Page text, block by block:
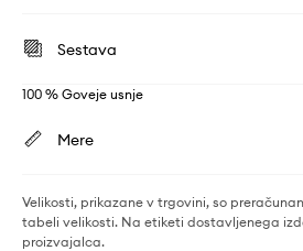
Sestava
100 % Goveje usnje
Mere
Velikosti, prikazane v trgovini, so
tabeli velikosti. Na etiketi dostavljenega
proizvajalca.